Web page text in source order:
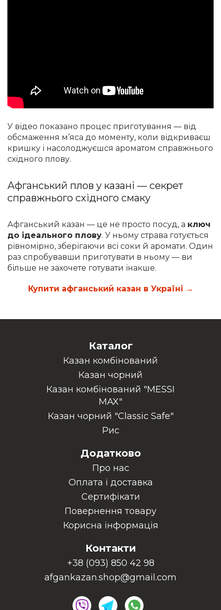
У відео показано процес приготування — від
обсмаження м’яса до моменту, коли відкриваєш
кришку і насолоджуєшся ароматом справжнього
східного плову.
Афганський плов у казані — секрет
справжнього східного смаку
Афганський казан — це не просто посуд, а ключ
до ідеального плову. У ньому страва готується
рівномірно, зберігаючи всі соки й аромати. Один
раз спробувавши приготувати в ньому — ви
більше не захочете готувати інакше.
Купити афганський казан в Україні →
Каталог
Казан комбінований
Казан чорний
Казан комбінований "MESSI
MAX"
Казан чорний "Classic Safe"
Рис
Додатково
Про нас
Оплата і доставка
Сертифікати
Повернення товару
Корисна інформація
Контакти
+38 (093) 850 42 98
afgankazan.shop@gmail.com